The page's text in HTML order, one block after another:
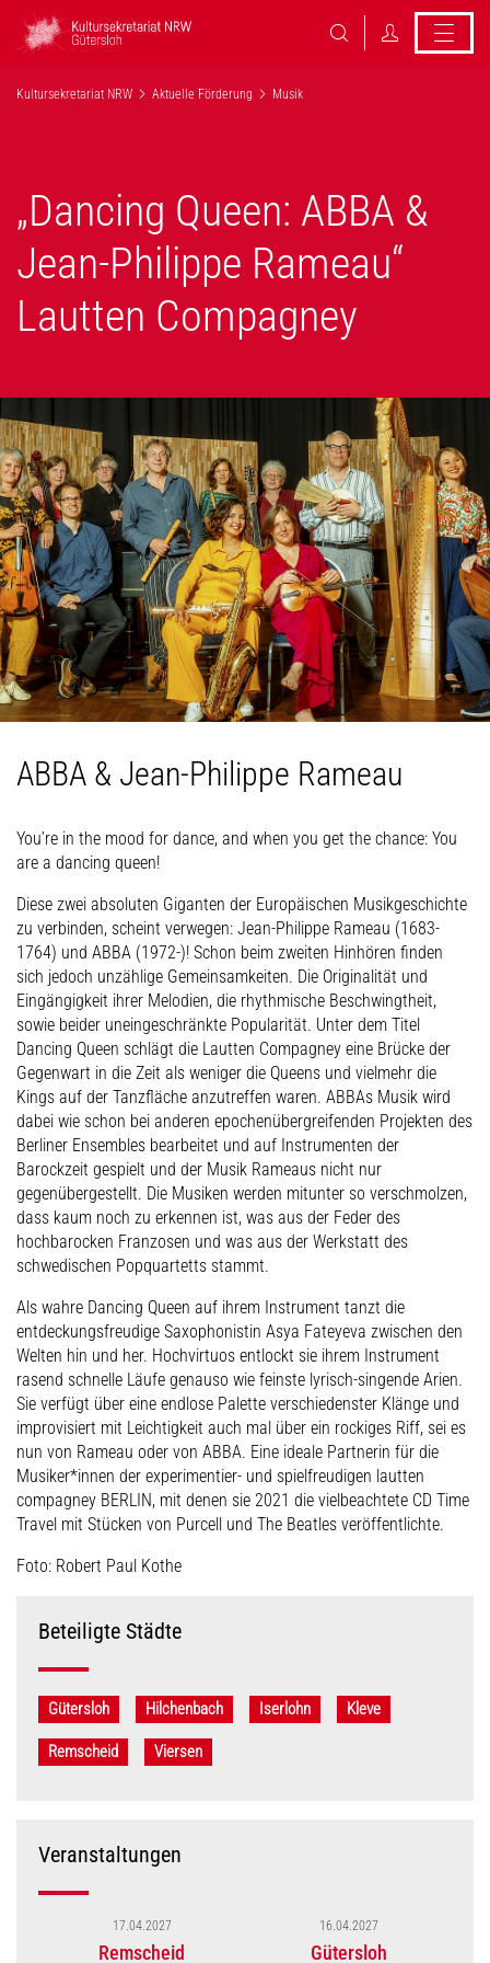
Kultursekretariat NRW Aktuelle Förderung Musik
„Dancing Queen: ABBA &
Jean-Philippe Rameau“
Lautten Compagney
ABBA & Jean-Philippe Rameau
You’re in the mood for dance, and when you get the chance: You
are a dancing queen!
Diese zwei absoluten Giganten der Europäischen Musikgeschichte
zu verbinden, scheint verwegen: Jean-Philippe Rameau (1683-
1764) und ABBA (1972-)! Schon beim zweiten Hinhören finden
sich jedoch unzählige Gemeinsamkeiten. Die Originalität und
Eingängigkeit ihrer Melodien, die rhythmische Beschwingtheit,
sowie beider uneingeschränkte Popularität. Unter dem Titel
Dancing Queen schlägt die Lautten Compagney eine Brücke der
Gegenwart in die Zeit als weniger die Queens und vielmehr die
Kings auf der Tanzfläche anzutreffen waren. ABBAs Musik wird
dabei wie schon bei anderen epochenübergreifenden Projekten des
Berliner Ensembles bearbeitet und auf Instrumenten der
Barockzeit gespielt und der Musik Rameaus nicht nur
gegenübergestellt. Die Musiken werden mitunter so verschmolzen,
dass kaum noch zu erkennen ist, was aus der Feder des
hochbarocken Franzosen und was aus der Werkstatt des
schwedischen Popquartetts stammt.
Als wahre Dancing Queen auf ihrem Instrument tanzt die
entdeckungsfreudige Saxophonistin Asya Fateyeva zwischen den
Welten hin und her. Hochvirtuos entlockt sie ihrem Instrument
rasend schnelle Läufe genauso wie feinste lyrisch-singende Arien.
Sie verfügt über eine endlose Palette verschiedenster Klänge und
improvisiert mit Leichtigkeit auch mal über ein rockiges Riff, sei es
nun von Rameau oder von ABBA. Eine ideale Partnerin für die
Musiker*innen der experimentier- und spielfreudigen lautten
compagney BERLIN, mit denen sie 2021 die vielbeachtete CD Time
Travel mit Stücken von Purcell und The Beatles veröffentlichte.
Foto: Robert Paul Kothe
Beteiligte Städte
Gütersloh Hilchenbach Iserlohn Kleve
Remscheid Viersen
Veranstaltungen
17.04.2027
Remscheid
16.04.2027
Gütersloh